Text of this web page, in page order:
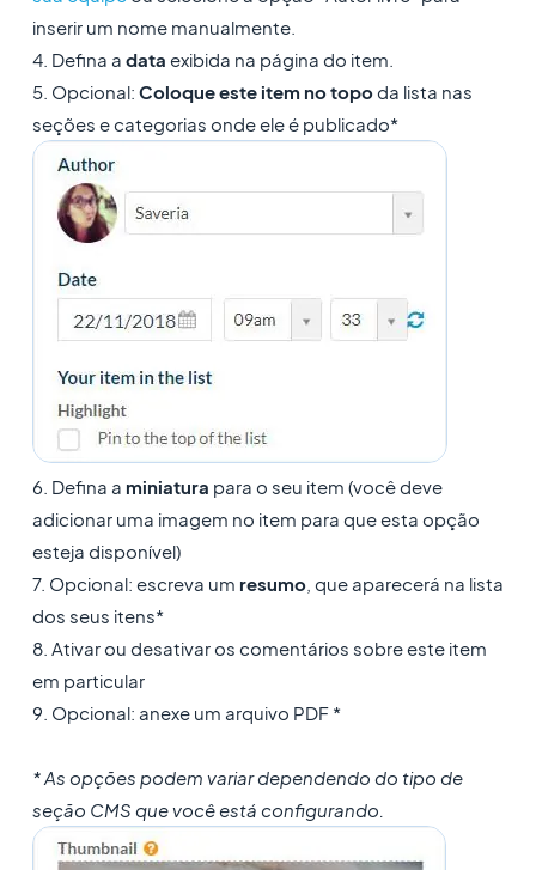
inserir um nome manualmente.
4. Defina a data exibida na página do item.
5. Opcional: Coloque este item no topoda lista nas
seções e categorias onde ele é publicado*
6. Defina a miniatura para o seu item (você deve
adicionar uma imagem no item para que esta opção
esteja disponível)
7. Opcional: escreva um resumo, que aparecerá na lista
dos seus itens*
8. Ativar ou desativar os comentários sobre este item
em particular
9. Opcional: anexe um arquivo PDF *
* As opções podem variar dependendo do tipo de
seção CMS que você está configurando.